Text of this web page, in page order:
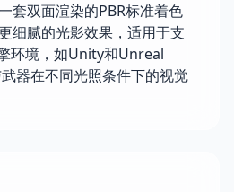
套双面渲染的PBR标准着色
细腻的光影效果，适用于支
环境，如Unity和Unreal
器在不同光照条件下的视觉